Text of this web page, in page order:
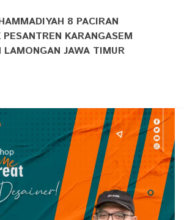
8 PACIRAN
KARANGASEM
LAMONGAN JAWA TIMUR